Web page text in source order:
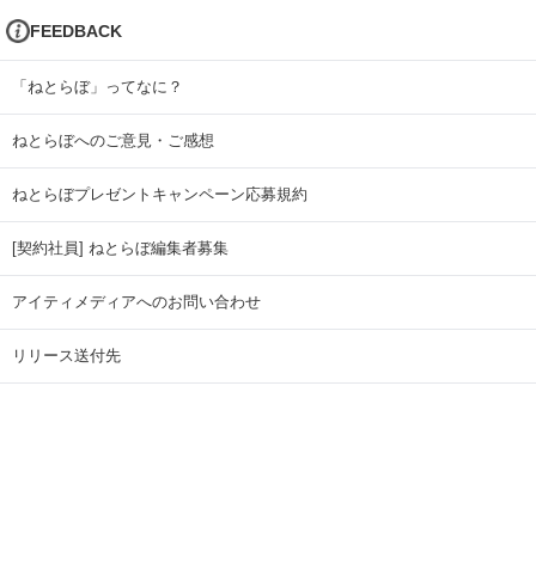
FEEDBACK
「ねとらぼ」ってなに？
ねとらぼへのご意見・ご感想
ねとらぼプレゼントキャンペーン応募規約
[契約社員] ねとらぼ編集者募集
アイティメディアへのお問い合わせ
リリース送付先